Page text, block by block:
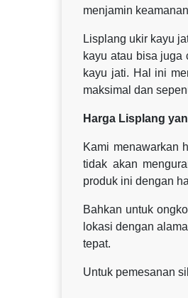
menjamin
Lisplang ukir kayu
kayu atau bisa juga
kayu jati. Hal ini
maksimal dan
Harga Lisplang
Kami menawarkan
tidak akan
produk ini dengan
Bahkan untuk
lokasi dengan
tepat.
Untuk pemesanan